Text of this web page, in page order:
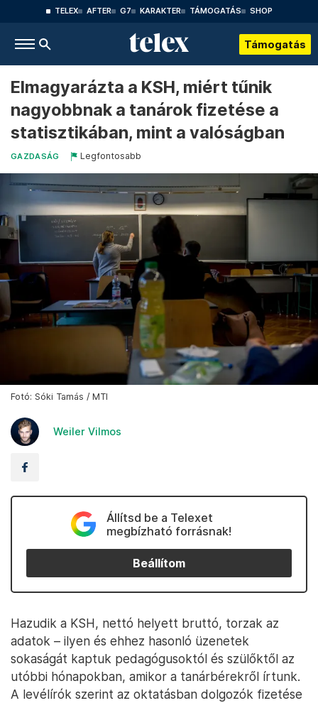
TELEX AFTER G7 KARAKTER TÁMOGATÁS SHOP
Támogatás
Elmagyarázta a KSH, miért tűnik
nagyobbnak a tanárok fizetése a
statisztikában, mint a valóságban
GAZDASÁG Legfontosabb
Fotó: Sóki Tamás / MTI
Weiler Vilmos
Állítsd be a Telexet
megbízható forrásnak!
Beállítom
Hazudik a KSH, nettó helyett bruttó, torzak az
adatok – ilyen és ehhez hasonló üzenetek
sokaságát kaptuk pedagógusoktól és szülőktől az
utóbbi hónapokban, amikor a tanárbérekről írtunk.
A levélírók szerint az oktatásban dolgozók fizetése